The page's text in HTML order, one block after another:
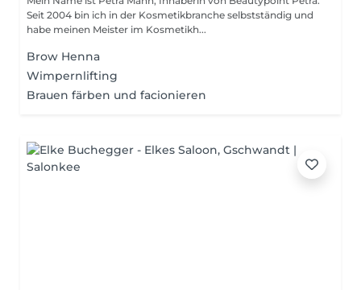
Seit 2004 bin ich in der Kosmetikbranche selbstständig und
habe meinen Meister im Kosmetikh...
Brow Henna
Wimpernlifting
Brauen färben und facionieren